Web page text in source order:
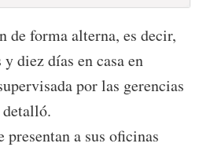
de forma alterna, es decir,
diez días en casa en
por las gerencias
detalló.
presentan a sus oficinas